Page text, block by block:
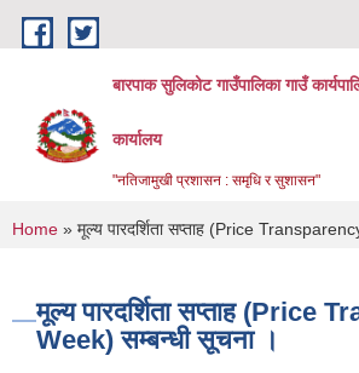
Skip to main content
बारपाक सुलिकोट गाउँपालिका गाउँ
कार्यालय
"नतिजामुखी प्रशासन : समृधि र सुशासन"
You are here
Home » मूल्य पारदर्शिता सप्ताह (Price
मूल्य पारदर्शिता सप्ताह (Price
Week) सम्बन्धी सूचना ।